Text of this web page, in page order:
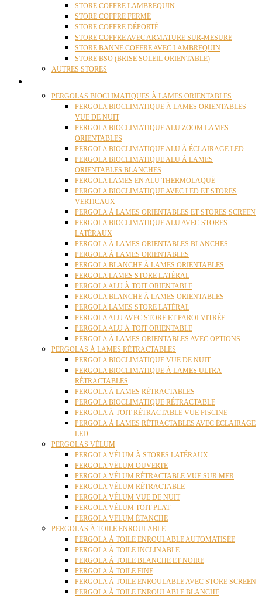
STORE COFFRE LAMBREQUIN
STORE COFFRE FERMÉ
STORE COFFRE DÉPORTÉ
STORE COFFRE AVEC ARMATURE SUR-MESURE
STORE BANNE COFFRE AVEC LAMBREQUIN
STORE BSO (BRISE SOLEIL ORIENTABLE)
AUTRES STORES
PERGOLAS BIOCLIMATIQUES À LAMES ORIENTABLES
PERGOLA BIOCLIMATIQUE À LAMES ORIENTABLES
VUE DE NUIT
PERGOLA BIOCLIMATIQUE ALU ZOOM LAMES
ORIENTABLES
PERGOLA BIOCLIMATIQUE ALU À ÉCLAIRAGE LED
PERGOLA BIOCLIMATIQUE ALU À LAMES
ORIENTABLES BLANCHES
PERGOLA LAMES EN ALU THERMOLAQUÉ
PERGOLA BIOCLIMATIQUE AVEC LED ET STORES
VERTICAUX
PERGOLA À LAMES ORIENTABLES ET STORES SCREEN
PERGOLA BIOCLIMATIQUE ALU AVEC STORES
LATÉRAUX
PERGOLA À LAMES ORIENTABLES BLANCHES
PERGOLA À LAMES ORIENTABLES
PERGOLA BLANCHE À LAMES ORIENTABLES
PERGOLA LAMES STORE LATÉRAL
PERGOLA ALU À TOIT ORIENTABLE
PERGOLA BLANCHE À LAMES ORIENTABLES
PERGOLA LAMES STORE LATÉRAL
PERGOLA ALU AVEC STORE ET PAROI VITRÉE
PERGOLA ALU À TOIT ORIENTABLE
PERGOLA À LAMES ORIENTABLES AVEC OPTIONS
PERGOLAS À LAMES RÉTRACTABLES
PERGOLA BIOCLIMATIQUE VUE DE NUIT
PERGOLA BIOCLIMATIQUE À LAMES ULTRA
RÉTRACTABLES
PERGOLA À LAMES RÉTRACTABLES
PERGOLA BIOCLIMATIQUE RÉTRACTABLE
PERGOLA À TOIT RÉTRACTABLE VUE PISCINE
PERGOLA À LAMES RÉTRACTABLES AVEC ÉCLAIRAGE
LED
PERGOLAS VÉLUM
PERGOLA VÉLUM À STORES LATÉRAUX
PERGOLA VÉLUM OUVERTE
PERGOLA VÉLUM RÉTRACTABLE VUE SUR MER
PERGOLA VÉLUM RÉTRACTABLE
PERGOLA VÉLUM VUE DE NUIT
PERGOLA VÉLUM TOIT PLAT
PERGOLA VÉLUM ÉTANCHE
PERGOLAS À TOILE ENROULABLE
PERGOLA À TOILE ENROULABLE AUTOMATISÉE
PERGOLA À TOILE INCLINABLE
PERGOLA À TOILE BLANCHE ET NOIRE
PERGOLA À TOILE FINE
PERGOLA À TOILE ENROULABLE AVEC STORE SCREEN
PERGOLA À TOILE ENROULABLE BLANCHE